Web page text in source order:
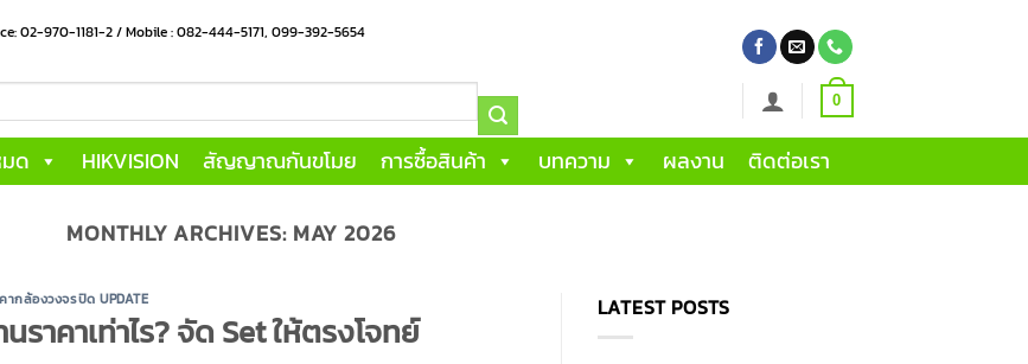
02-970-1181-2 / Mobile : 082-444-5171, 099-392-5654
0
ด HIKVISION สัญญาณกันขโมย การซื้อสินค้า บทความ ผลงาน ติดต่อเรา
MONTHLY ARCHIVES: MAY 2026
ากล้องวงจรปิด UPDATE
าคาเท่าไร? จัด Set ให้ตรงโจทย์
LATEST POSTS